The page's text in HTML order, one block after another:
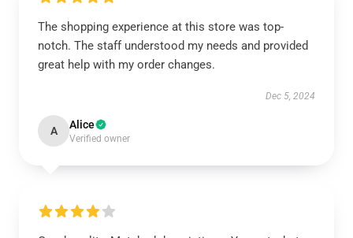
The shopping experience at this store was top-
notch. The staff understood my needs and provided
great help with my order changes.
Dec 5, 2024
A Alice
Verified owner